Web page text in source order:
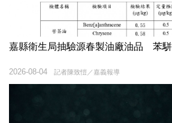
嘉縣衛生局抽驗源春製油廠油品 苯
記者陳致愷／嘉義報導
2026-08-04